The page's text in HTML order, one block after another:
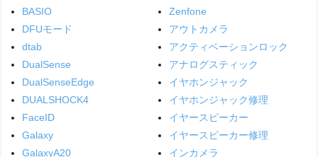
BASIO
DFUモード
dtab
DualSense
DualSenseEdge
DUALSHOCK4
FaceID
Galaxy
GalaxyA20
Zenfone
アウトカメラ
アクティベーションロック
アナログスティック
イヤホンジャック
イヤホンジャック修理
イヤースピーカー
イヤースピーカー修理
インカメラ